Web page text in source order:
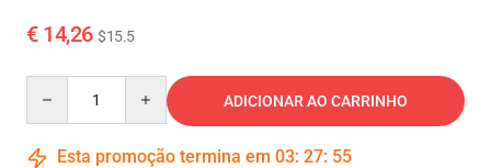
€ 14,26 $15.5
ADICIONAR AO CARRINHO
Esta promoção termina em 03: 27: 54